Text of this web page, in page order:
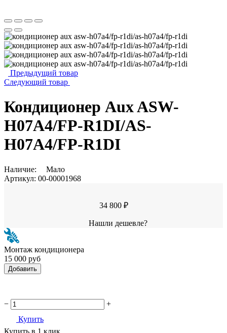
Предыдущий товар
Следующий товар
Кондиционер Aux ASW-
H07A4/FP-R1DI/AS-
H07A4/FP-R1DI
Наличие:
Мало
Артикул: 00-00001968
34 800 ₽
Нашли дешевле?
Монтаж кондиционера
15 000 руб
Добавить
−
+
Купить
Купить в 1 клик